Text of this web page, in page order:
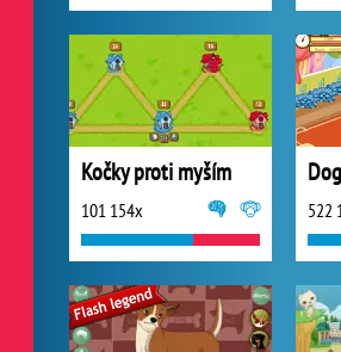
Kočky proti myším
101 154x 522